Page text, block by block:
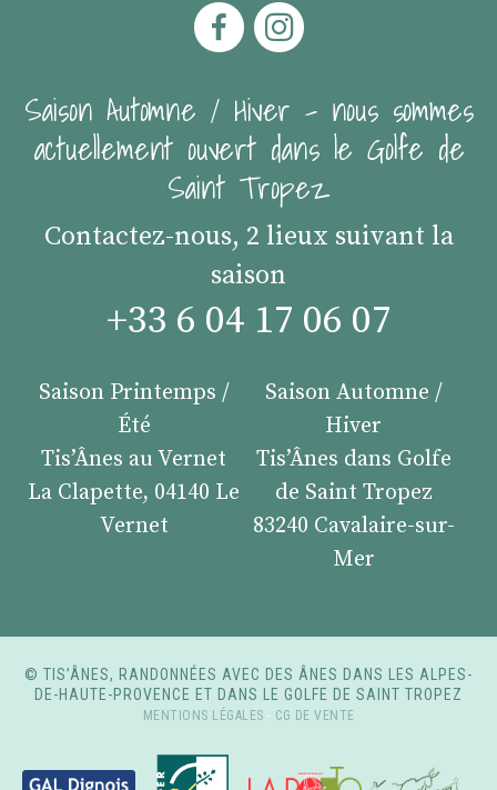
Saison Automne / Hiver - nous sommes
actuellement ouvert dans le Golfe de
Saint Tropez
Contactez-nous, 2 lieux suivant la
saison
+33 6 04 17 06 07
Saison Printemps /
Été
Tis’Ânes au Vernet
La Clapette, 04140 Le
Vernet
Saison Automne /
Hiver
Tis’Ânes dans Golfe
de Saint Tropez
83240 Cavalaire-sur-
Mer
© TIS’ÂNES, RANDONNÉES AVEC DES ÂNES DANS LES ALPES-
DE-HAUTE-PROVENCE ET DANS LE GOLFE DE SAINT TROPEZ
MENTIONS LÉGALES - CG DE VENTE